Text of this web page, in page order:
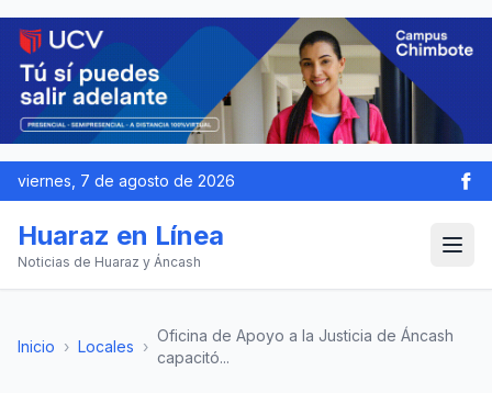
viernes, 7 de agosto de 2026
Huaraz en Línea
Noticias de Huaraz y Áncash
Inicio › Locales ›
Oficina de Apoyo a la Justicia de Áncash
capacitó...